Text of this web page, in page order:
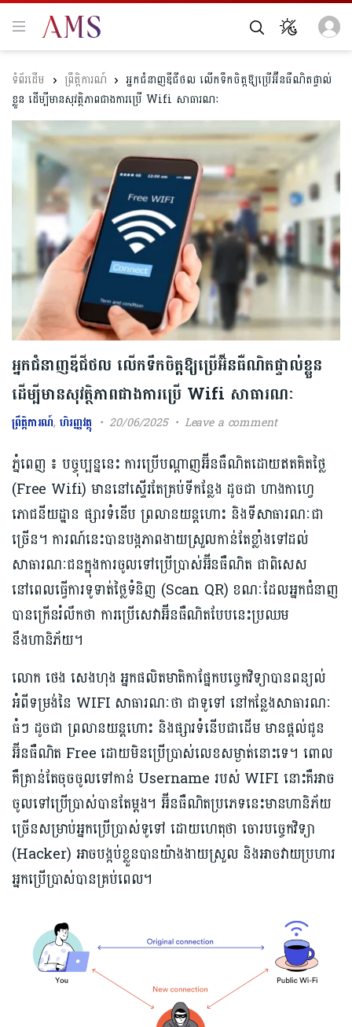
ព្រឹត្តិការណ៍
អ្នកជំនាញឌីជីថល លើកទឹកចិត្តឱ្យប្រើអ៊ីនធឺណិតផ្ទាល់
ខ្លួន ដើម្បីមានសុវត្ថិភាពជាងការប្រើ Wifi​ សាធារណៈ
អ្នកជំនាញឌីជីថល លើកទឹកចិត្តឱ្យប្រើអ៊ីនធឺណិតផ្ទាល់ខ្លួន
ដើម្បីមានសុវត្ថិភាពជាងការប្រើ Wifi​ សាធារណៈ
ព្រឹត្តិការណ៍,ហិរញ្ញវត្ថុ 20/06/2025 Leave a comment
ភ្នំពេញ ៖ បច្ចុប្បន្ននេះ ការប្រើបណ្តាញអ៊ីនធឺណិតដោយឥតគិតថ្លៃ
(Free Wifi) មាននៅស្ទើរតែគ្រប់ទីកន្លែង ដូចជា ហាងកាហ្វេ
ភោជនីយដ្ឋាន ផ្សារទំនើប ព្រលានយន្ដហោះ និងទីសាធារណៈជា
ច្រើន។ ការណ៍នេះបានបង្កភាពងាយស្រួលកាន់តែខ្លាំងទៅដល់
សាធារណៈជនក្នុងការចូលទៅ​ប្រើប្រាស់​អ៊ីនធឺណិត ជាពិសេស
នៅពេលធ្វើការទូទាត់ថ្លៃទំនិញ (Scan QR) ខណៈដែលអ្នកជំនាញ
បានក្រើនរំលឹកថា ការប្រើសេវាអ៊ីនធឺណិតបែបនេះប្រឈម
នឹងហានិភ័យ។
លោក ថេង សេងហុង អ្នកផលិតមាតិកាផ្នែកបច្ចេកវិទ្យាបានពន្យល់
អំពីទម្រង់នៃ WIFI សាធារណៈ​ថា​ ជាទូទៅ នៅកន្លែងសាធារណៈ
ធំៗ ដូចជា ព្រលានយន្ដហោះ និងផ្សារទំនើបជាដើម មានផ្ដល់ជូន​
អ៊ីនធឺណិត Free ដោយមិនប្រើប្រាស់លេខសម្ងាត់នោះទេ​។ ពោល
គឺគ្រាន់តែចុចចូលទៅកាន់ Username របស់ WIFI នោះគឺអាច
ចូលទៅប្រើប្រាស់បានតែម្ដង។ អ៊ីនធឺណិតប្រភេទនេះមានហានិភ័យ
ច្រើនសម្រាប់អ្នកប្រើប្រាស់ទូទៅ ដោយហេតុថា ចោរបច្ចេកវិទ្យា
(Hacker) អាចបង្កប់ខ្លួនបានយ៉ាងងាយស្រួល និងអាចវាយប្រហារ
អ្នកប្រើប្រាស់បានគ្រប់ពេល។